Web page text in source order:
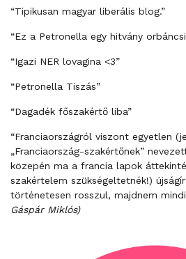
“Tipikusan magyar liberális blog.”
“Ez a Petronella egy hitvány
“Igazi NER lovagina <3”
“Petronella Tiszás”
“Dagadék főszakértő liba”
“Franciaországról viszont egyetlen
„Franciaország-szakértőnek”
közepén ma a francia lapok
szakértelem szükségeltetnék!)
történetesen rosszul, majdnem
Gáspár Miklós)